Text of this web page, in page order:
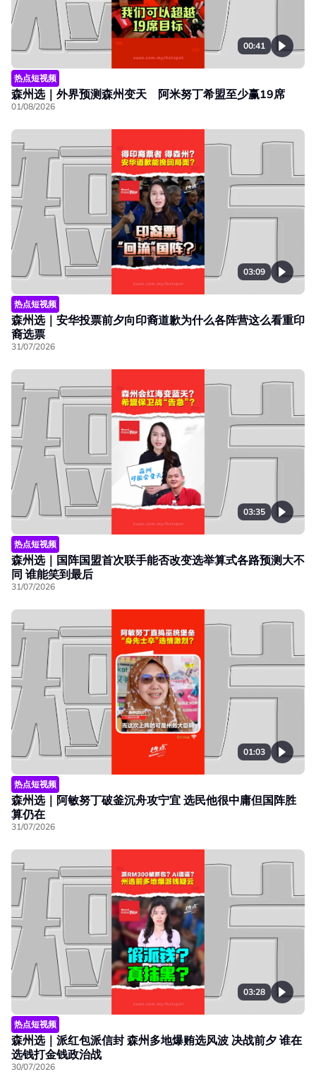
00:41
热点短视频
森州选｜外界预测森州变天 阿米努丁希盟至少赢19席
01/08/2026
03:09
热点短视频
森州选｜安华投票前夕向印裔道歉为什么各阵营这么看重印
裔选票
31/07/2026
03:35
热点短视频
森州选｜国阵国盟首次联手能否改变选举算式各路预测大不
同 谁能笑到最后
31/07/2026
01:03
热点短视频
森州选｜阿敏努丁破釜沉舟攻宁宜 选民他很中庸但国阵胜
算仍在
31/07/2026
03:28
热点短视频
森州选｜派红包派信封 森州多地爆贿选风波 决战前夕 谁在
选钱打金钱政治战
30/07/2026